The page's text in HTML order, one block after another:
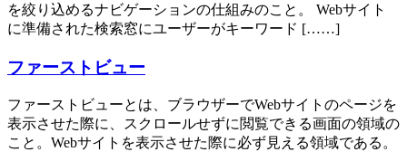
を絞り込めるナビゲーションの仕組みのこと。 Webサイト
に準備された検索窓にユーザーがキーワード [……]
ファーストビュー
ファーストビューとは、ブラウザーでWebサイトのページを
表示させた際に、スクロールせずに閲覧できる画面の領域の
こと。Webサイトを表示させた際に必ず見える領域である。